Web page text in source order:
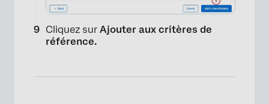
Cliquez sur Ajouter aux critères de
référence.